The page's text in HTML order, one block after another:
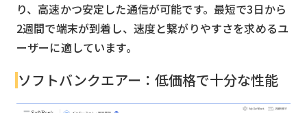
り、高速かつ安定した通信が可能です。最短で3日から
2週間で端末が到着し、速度と繋がりやすさを求めるユ
ーザーに適しています。
ソフトバンクエアー：低価格で十分な性能